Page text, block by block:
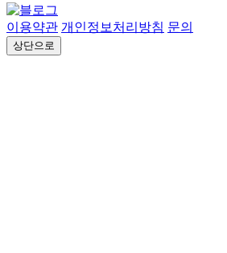
이용약관 개인정보처리방침 문의
상단으로